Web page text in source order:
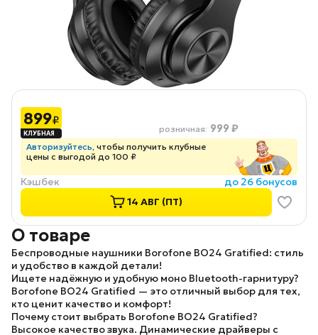
899₽
розничная: 999 ₽
Авторизуйтесь, чтобы получить клубные
цены с выгодой до 100 ₽
Кэшбек
до 26 бонусов
14 АВГ (ПТ)
О товаре
Беспроводные наушники Borofone BO24 Gratified: стиль
и удобство в каждой детали!
Ищете надёжную и удобную моно Bluetooth-гарнитуру?
Borofone BO24 Gratified — это отличный выбор для тех,
кто ценит качество и комфорт!
Почему стоит выбрать Borofone BO24 Gratified?
Высокое качество звука. Динамические драйверы с